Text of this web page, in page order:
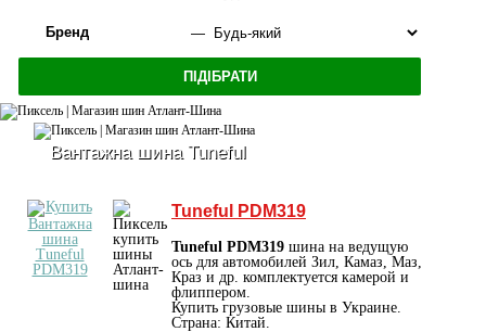
Бренд
Вантажна шина Tuneful
Tuneful PDM319
Tuneful PDM319 шина на ведущую
ось для автомобилей Зил, Камаз, Маз,
Краз и др. комплектуется камерой и
флиппером.
Купить грузовые шины в Украине.
Страна: Китай.